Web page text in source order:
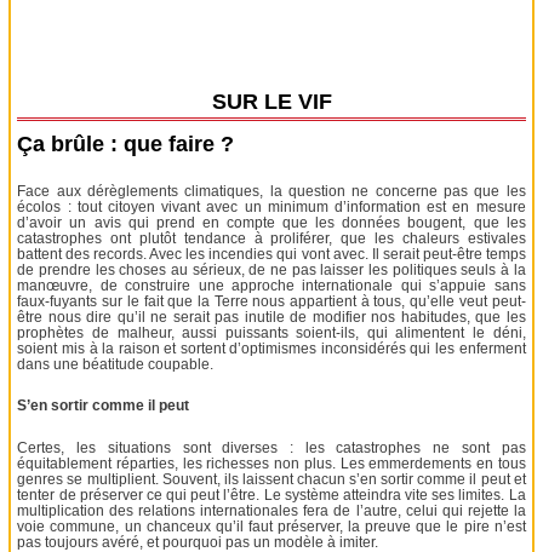
SUR LE VIF
Ça brûle : que faire ?
Face aux dérèglements climatiques, la question ne concerne pas que les
écolos : tout citoyen vivant avec un minimum d’information est en mesure
d’avoir un avis qui prend en compte que les données bougent, que les
catastrophes ont plutôt tendance à proliférer, que les chaleurs estivales
battent des records. Avec les incendies qui vont avec. Il serait peut-être temps
de prendre les choses au sérieux, de ne pas laisser les politiques seuls à la
manœuvre, de construire une approche internationale qui s’appuie sans
faux-fuyants sur le fait que la Terre nous appartient à tous, qu’elle veut peut-
être nous dire qu’il ne serait pas inutile de modifier nos habitudes, que les
prophètes de malheur, aussi puissants soient-ils, qui alimentent le déni,
soient mis à la raison et sortent d’optimismes inconsidérés qui les enferment
dans une béatitude coupable.
S’en sortir comme il peut
Certes, les situations sont diverses : les catastrophes ne sont pas
équitablement réparties, les richesses non plus. Les emmerdements en tous
genres se multiplient. Souvent, ils laissent chacun s’en sortir comme il peut et
tenter de préserver ce qui peut l’être. Le système atteindra vite ses limites. La
multiplication des relations internationales fera de l’autre, celui qui rejette la
voie commune, un chanceux qu’il faut préserver, la preuve que le pire n’est
pas toujours avéré, et pourquoi pas un modèle à imiter.